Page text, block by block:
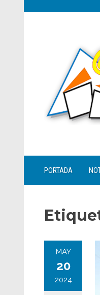
PORTADA
MAY
20
2024